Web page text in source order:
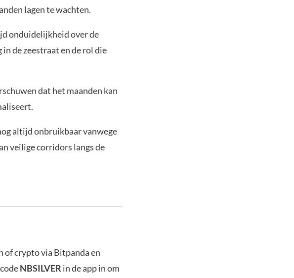
lagen te wachten.
onduidelijkheid over de
de zeestraat en de rol die
dat het maanden kan
altijd onbruikbaar vanwege
veilige corridors langs de
of crypto via Bitpanda en
NBSILVER in de app in om